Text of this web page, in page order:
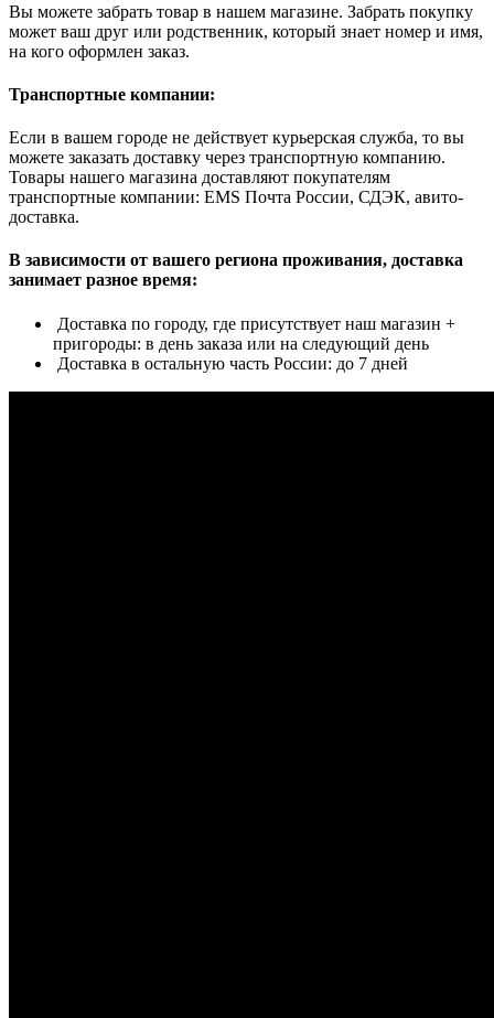
Вы можете забрать товар в нашем магазине. Забрать покупку
может ваш друг или родственник, который знает номер и имя,
на кого оформлен заказ.
Транспортные компании:
Если в вашем городе не действует курьерская служба, то вы
можете заказать доставку через транспортную компанию.
Товары нашего магазина доставляют покупателям
транспортные компании: EMS Почта России, СДЭК, авито-
доставка.
В зависимости от вашего региона проживания, доставка
занимает разное время:
Доставка по городу, где присутствует наш магазин +
пригороды: в день заказа или на следующий день
Доставка в остальную часть России: до 7 дней